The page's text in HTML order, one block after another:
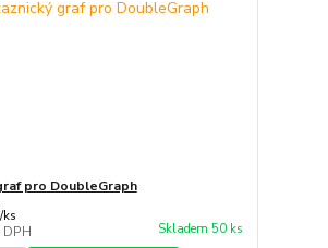
pro DoubleGraph
/ks
Skladem 50 ks